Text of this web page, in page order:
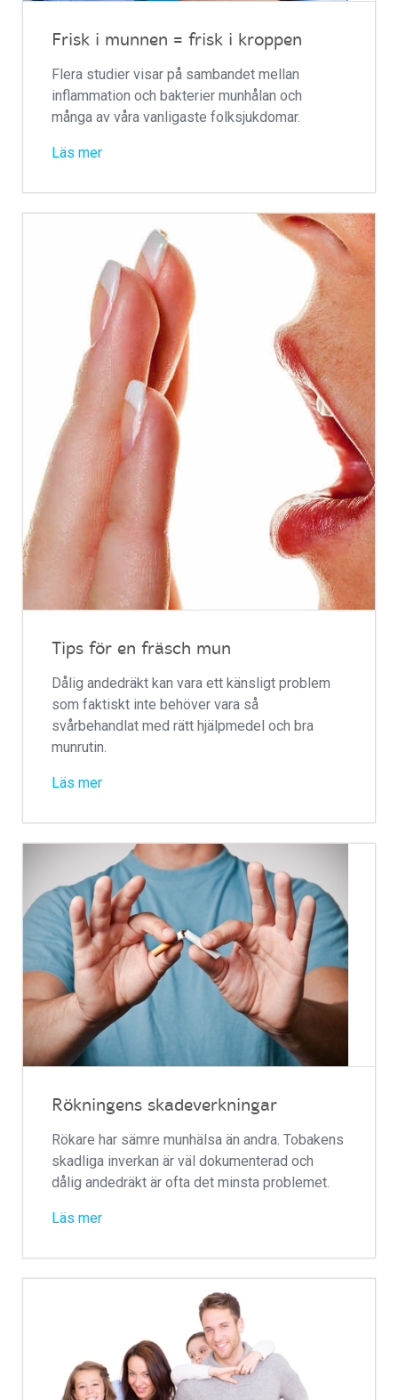
Frisk i munnen = frisk i kroppen
Flera studier visar på sambandet mellan
inflammation och bakterier munhålan och
många av våra vanligaste folksjukdomar.
Läs mer
Tips för en fräsch mun
Dålig andedräkt kan vara ett känsligt problem
som faktiskt inte behöver vara så
svårbehandlat med rätt hjälpmedel och bra
munrutin.
Läs mer
Rökningens skadeverkningar
Rökare har sämre munhälsa än andra. Tobakens
skadliga inverkan är väl dokumenterad och
dålig andedräkt är ofta det minsta problemet.
Läs mer